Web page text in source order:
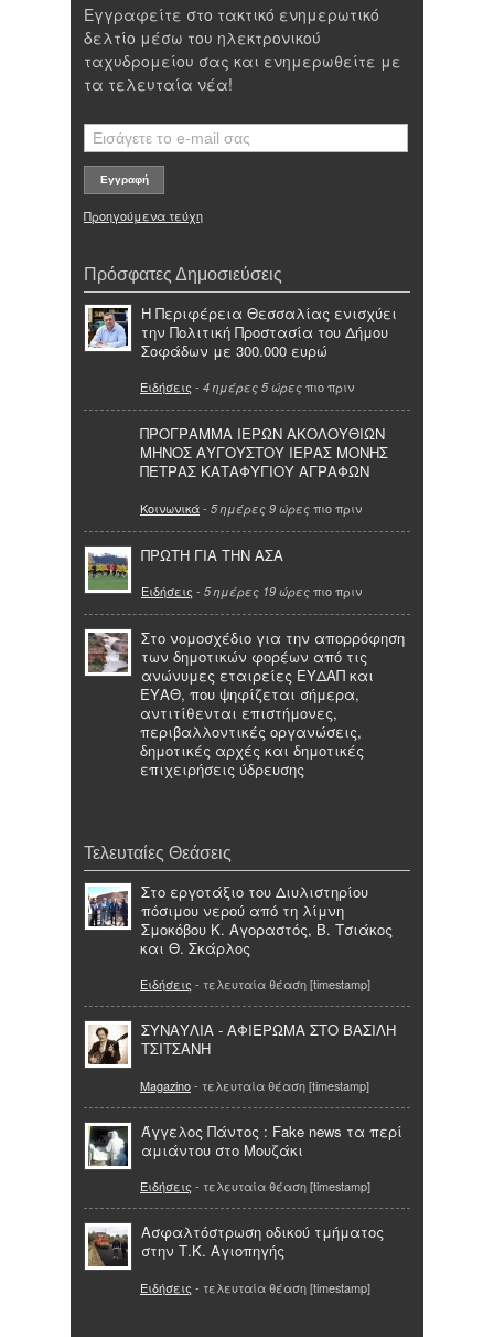
Εγγραφείτε στο τακτικό ενημερωτικό
δελτίο μέσω του ηλεκτρονικού
ταχυδρομείου σας και ενημερωθείτε με
τα τελευταία νέα!
Προηγούμενα τεύχη
Πρόσφατες Δημοσιεύσεις
Η Περιφέρεια Θεσσαλίας ενισχύει
την Πολιτική Προστασία του Δήμου
Σοφάδων με 300.000 ευρώ
Ειδήσεις - 4 ημέρες 5 ώρες πιο πριν
ΠΡΟΓΡΑΜΜΑ ΙΕΡΩΝ ΑΚΟΛΟΥΘΙΩΝ
ΜΗΝΟΣ ΑΥΓΟΥΣΤΟΥ ΙΕΡΑΣ ΜΟΝΗΣ
ΠΕΤΡΑΣ ΚΑΤΑΦΥΓΙΟΥ ΑΓΡΑΦΩΝ
Κοινωνικά- 5 ημέρες 9 ώρες πιο πριν
ΠΡΩΤΗ ΓΙΑ ΤΗΝ ΑΣΑ
Ειδήσεις - 5 ημέρες 19 ώρες πιο πριν
Στο νομοσχέδιο για την απορρόφηση
των δημοτικών φορέων από τις
ανώνυμες εταιρείες ΕΥΔΑΠ και
ΕΥΑΘ, που ψηφίζεται σήμερα,
αντιτίθενται επιστήμονες,
περιβαλλοντικές οργανώσεις,
δημοτικές αρχές και δημοτικές
επιχειρήσεις ύδρευσης
Τελευταίες Θεάσεις
Στο εργοτάξιο του Διυλιστηρίου
πόσιμου νερού από τη λίμνη
Σμοκόβου Κ. Αγοραστός, Β. Τσιάκος
και Θ. Σκάρλος
Ειδήσεις - τελευταία θέαση [timestamp]
ΣΥΝΑΥΛΙΑ - ΑΦΙΕΡΩΜΑ ΣΤΟ ΒΑΣΙΛΗ
ΤΣΙΤΣΑΝΗ
Magazino- τελευταία θέαση [timestamp]
Άγγελος Πάντος : Fake news τα περί
αμιάντου στο Μουζάκι
Ειδήσεις - τελευταία θέαση [timestamp]
Ασφαλτόστρωση οδικού τμήματος
στην Τ.Κ. Αγιοπηγής
Ειδήσεις - τελευταία θέαση [timestamp]